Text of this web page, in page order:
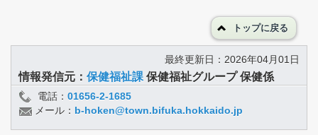
トップに戻る
最終更新日：2026年04月01日
情報発信元： 保健福祉課 保健福祉グループ 保健係
電話： 01656-2-1685
メール： b-hoken@town.bifuka.hokkaido.jp